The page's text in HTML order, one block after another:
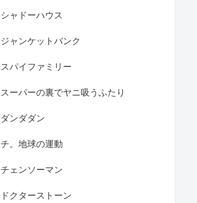
シャドーハウス
ジャンケットバンク
スパイファミリー
スーパーの裏でヤニ吸うふたり
ダンダダン
チ。地球の運動
チェンソーマン
ドクターストーン